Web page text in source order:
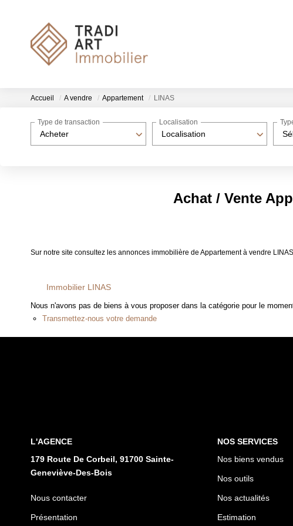
Accueil A vendre Appartement LINAS
Acheter
Type de transaction
Localisation
Localisation
Achat / Vente
Sur notre site consultez les annonces immobilière de Appartement à vendre
Immobilier LINAS
Nous n'avons pas de biens à vous proposer dans la catégorie pour le
Transmettez-nous votre demande
L'AGENCE
179 Route De Corbeil, 91700 Sainte-
Geneviève-Des-Bois
Nous contacter
Présentation
NOS SERVICES
Nos biens vendus
Nos outils
Nos actualités
Estimation